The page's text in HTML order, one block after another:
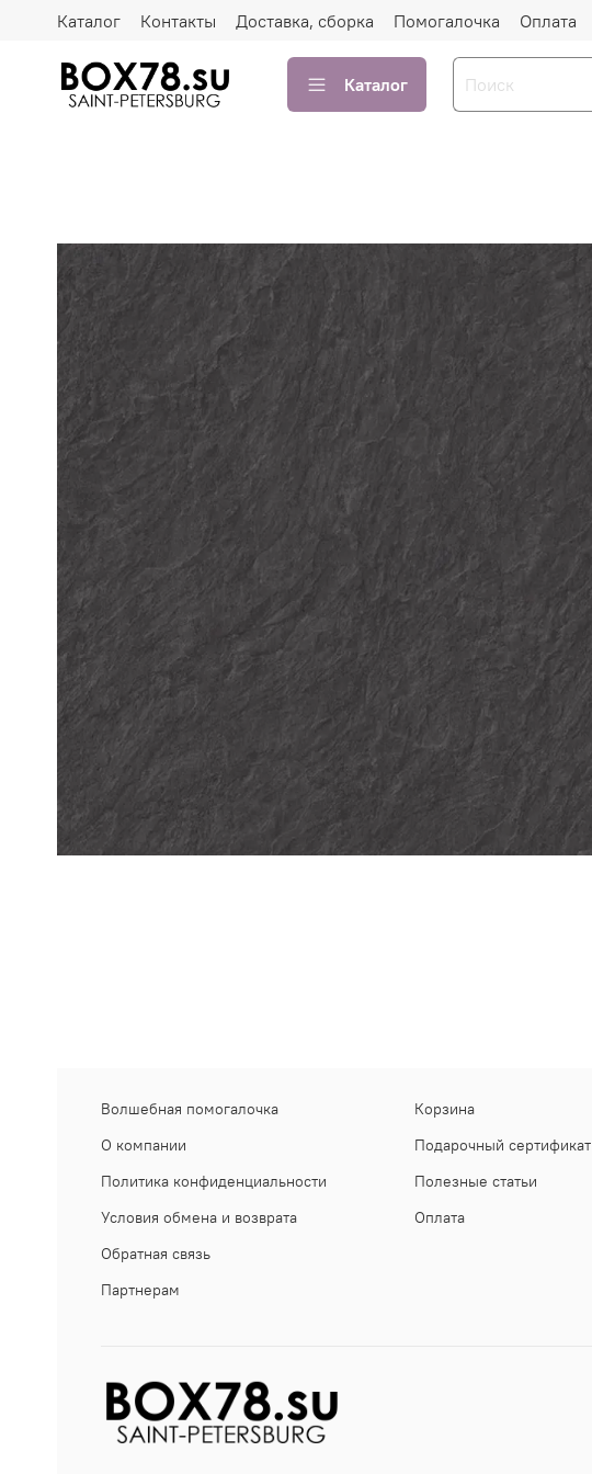
Каталог Контакты Доставка, сборка Помогалочка Оплата
Каталог
Волшебная помогалочка
О компании
Политика конфиденциальности
Условия обмена и возврата
Обратная связь
Партнерам
Корзина
Подарочный сертификат
Полезные статьи
Оплата